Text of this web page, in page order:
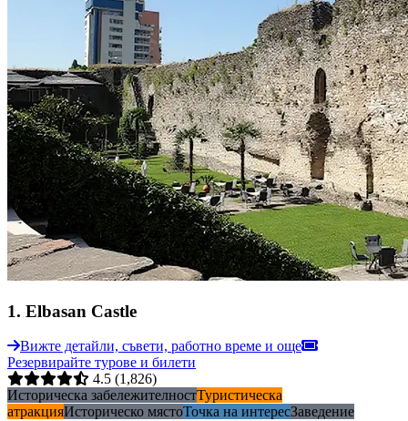
1. Elbasan Castle
Вижте детайли, съвети, работно време и още
Резервирайте турове и билети
4.5 (1,826)
Историческа забележителностТуристическа
атракцияИсторическо мястоТочка на интересЗаведение